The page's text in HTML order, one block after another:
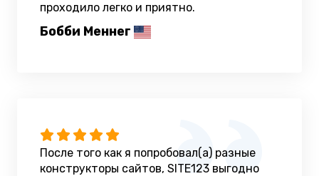
проходило легко и приятно.
Бобби Меннег
После того как я попробовал(а) разные
конструкторы сайтов, SITE123 выгодно